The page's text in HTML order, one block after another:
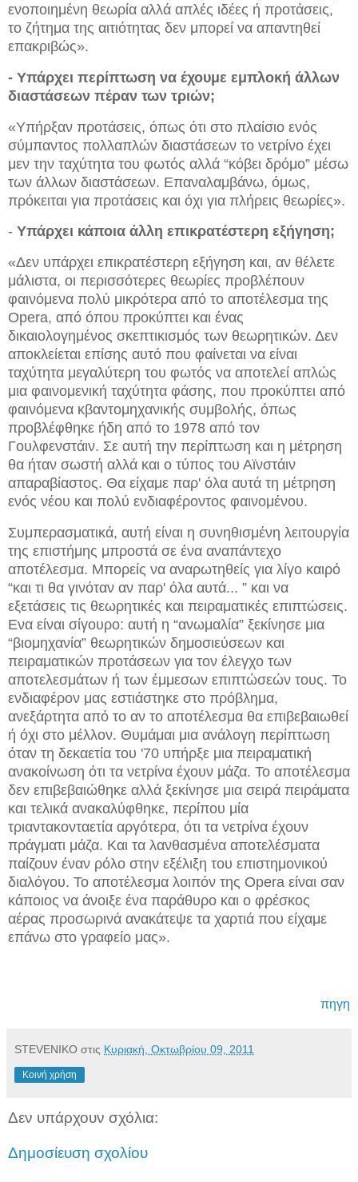
ενοποιημένη θεωρία αλλά απλές ιδέες ή προτάσεις,
το ζήτημα της αιτιότητας δεν μπορεί να απαντηθεί
επακριβώς».
- Υπάρχει περίπτωση να έχουμε εμπλοκή άλλων
διαστάσεων πέραν των τριών;
«Υπήρξαν προτάσεις, όπως ότι στο πλαίσιο ενός
σύμπαντος πολλαπλών διαστάσεων το νετρίνο έχει
μεν την ταχύτητα του φωτός αλλά “κόβει δρόμο” μέσω
των άλλων διαστάσεων. Επαναλαμβάνω, όμως,
πρόκειται για προτάσεις και όχι για πλήρεις θεωρίες».
- Υπάρχει κάποια άλλη επικρατέστερη εξήγηση;
«Δεν υπάρχει επικρατέστερη εξήγηση και, αν θέλετε
μάλιστα, οι περισσότερες θεωρίες προβλέπουν
φαινόμενα πολύ μικρότερα από το αποτέλεσμα της
Opera, από όπου προκύπτει και ένας
δικαιολογημένος σκεπτικισμός των θεωρητικών. Δεν
αποκλείεται επίσης αυτό που φαίνεται να είναι
ταχύτητα μεγαλύτερη του φωτός να αποτελεί απλώς
μια φαινομενική ταχύτητα φάσης, που προκύπτει από
φαινόμενα κβαντομηχανικής συμβολής, όπως
προβλέφθηκε ήδη από το 1978 από τον
Γουλφενστάιν. Σε αυτή την περίπτωση και η μέτρηση
θα ήταν σωστή αλλά και ο τύπος του Αϊνστάιν
απαραβίαστος. Θα είχαμε παρ' όλα αυτά τη μέτρηση
ενός νέου και πολύ ενδιαφέροντος φαινομένου.
Συμπερασματικά, αυτή είναι η συνηθισμένη λειτουργία
της επιστήμης μπροστά σε ένα αναπάντεχο
αποτέλεσμα. Μπορείς να αναρωτηθείς για λίγο καιρό
“και τι θα γινόταν αν παρ' όλα αυτά... ” και να
εξετάσεις τις θεωρητικές και πειραματικές επιπτώσεις.
Ενα είναι σίγουρο: αυτή η “ανωμαλία” ξεκίνησε μια
“βιομηχανία” θεωρητικών δημοσιεύσεων και
πειραματικών προτάσεων για τον έλεγχο των
αποτελεσμάτων ή των έμμεσων επιπτώσεών τους. Το
ενδιαφέρον μας εστιάστηκε στο πρόβλημα,
ανεξάρτητα από το αν το αποτέλεσμα θα επιβεβαιωθεί
ή όχι στο μέλλον. Θυμάμαι μια ανάλογη περίπτωση
όταν τη δεκαετία του '70 υπήρξε μια πειραματική
ανακοίνωση ότι τα νετρίνα έχουν μάζα. Το αποτέλεσμα
δεν επιβεβαιώθηκε αλλά ξεκίνησε μια σειρά πειράματα
και τελικά ανακαλύφθηκε, περίπου μία
τριαντακονταετία αργότερα, ότι τα νετρίνα έχουν
πράγματι μάζα. Και τα λανθασμένα αποτελέσματα
παίζουν έναν ρόλο στην εξέλιξη του επιστημονικού
διαλόγου. Το αποτέλεσμα λοιπόν της Opera είναι σαν
κάποιος να άνοιξε ένα παράθυρο και ο φρέσκος
αέρας προσωρινά ανακάτεψε τα χαρτιά που είχαμε
επάνω στο γραφείο μας».
πηγη
STEVENIKO στις Κυριακή, Οκτωβρίου 09, 2011
Κοινή χρήση
Δεν υπάρχουν σχόλια:
Δημοσίευση σχολίου